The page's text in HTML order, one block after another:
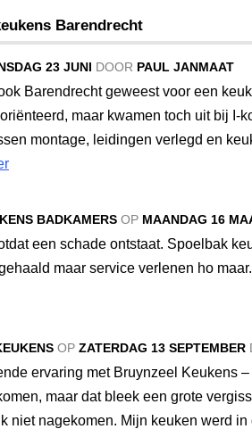
Barendrecht
23 JUNI DOOR PAUL JANMAAT
Barendrecht geweest voor een
maar kwamen toch uit bij
montage, leidingen verlegd en
BADKAMERS OP MAANDAG 16
een schade ontstaat. Spoelbak
maar service verlenen ho
OP ZATERDAG 13 SEPTEMBER
ervaring met Bruynzeel Keukens
maar dat bleek een grote
niet nagekomen. Mijn keuken werd